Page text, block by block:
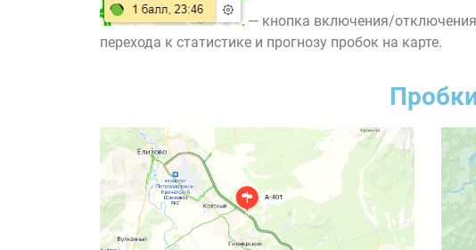
— кнопка включения/
перехода к статистике и прогнозу пробок на карте.